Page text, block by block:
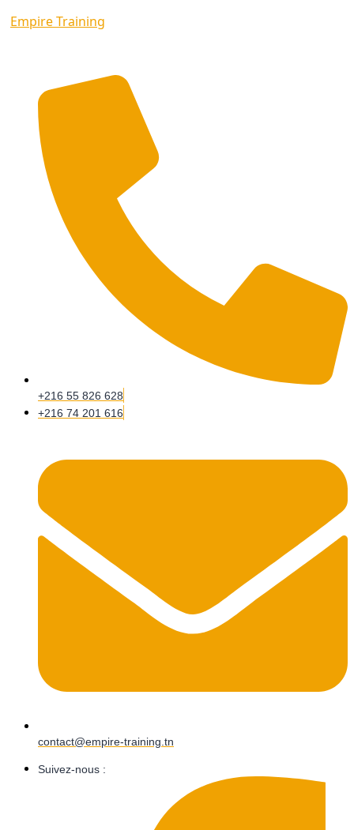
Empire Training
+216 55 826 628
+216 74 201 616
contact@empire-training.tn
Suivez-nous :